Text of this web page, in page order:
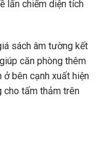
lấn chiếm diện tích
sách âm tường kết
căn phòng thêm
ở bên cạnh xuất hiện
cho tấm thảm trên